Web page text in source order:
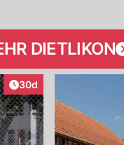
DIETLIKON
Artikel veröffentlicht:
30d